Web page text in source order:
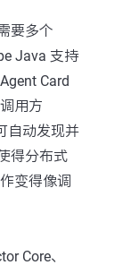
要多个
Java 支持
Card
用方
自动发现并
得分布式
变得像调
Core、